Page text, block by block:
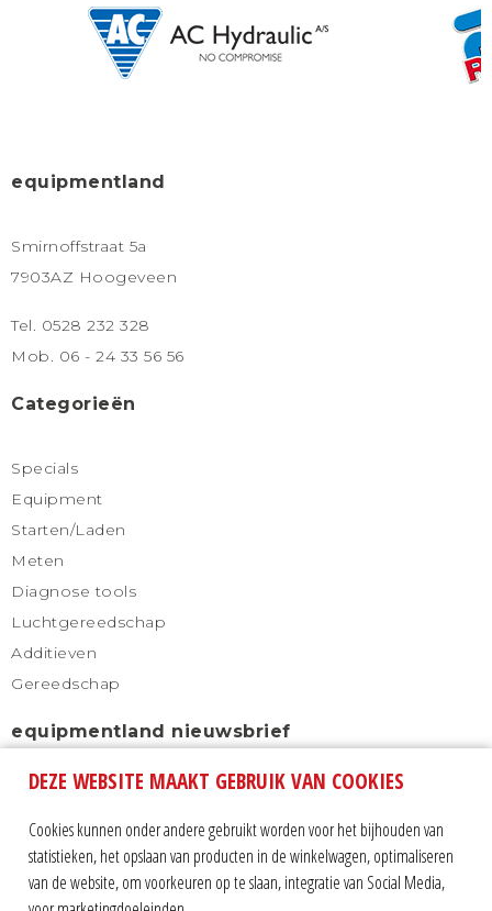
equipmentland
Smirnoffstraat 5a
7903AZ Hoogeveen
Tel. 0528 232 328
Mob. 06 - 24 33 56 56
Categorieën
Specials
Equipment
Starten/Laden
Meten
Diagnose tools
Luchtgereedschap
Additieven
Gereedschap
equipmentland nieuwsbrief
Schrijf u in voor onze nieuwsbrief en blijf altijd
automatisch op de hoogte.
DEZE WEBSITE MAAKT GEBRUIK VAN COOKIES
Cookies kunnen onder andere gebruikt worden voor het bijhouden van
statistieken, het opslaan van producten in de winkelwagen, optimaliseren
van de website, om voorkeuren op te slaan, integratie van Social Media,